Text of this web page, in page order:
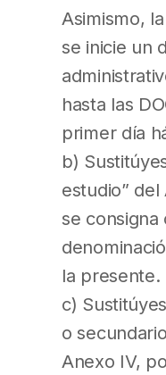
Asimismo,
se inicie un
hasta las
primer día
b)
estudio”
se consigna
la presente.
c)
o
Anexo IV,